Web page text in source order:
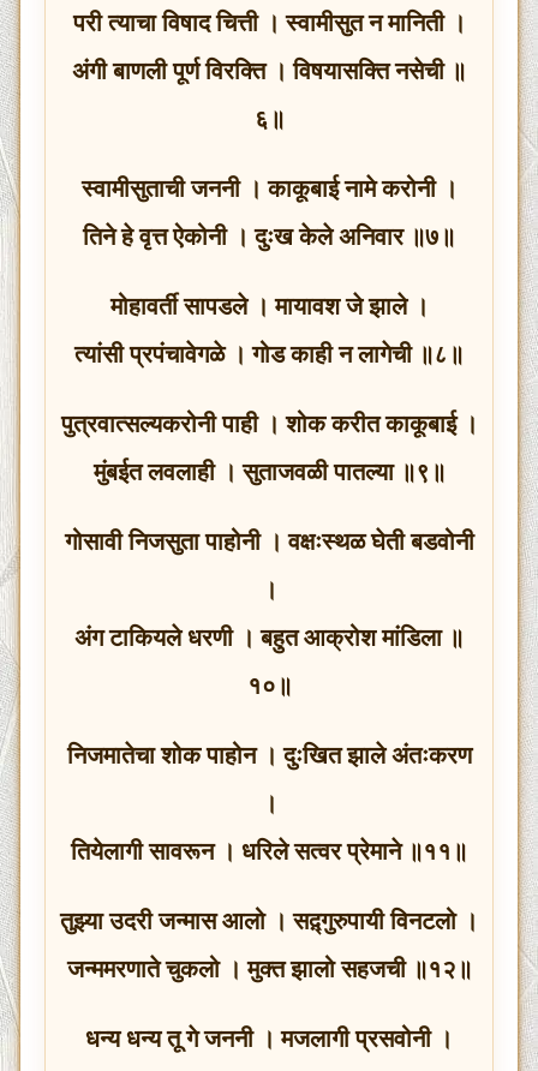
परी त्याचा विषाद चित्ती । स्वामीसुत न मानिती ।
अंगी बाणली पूर्ण विरक्ति । विषयासक्ति नसेची ॥
६॥
स्वामीसुताची जननी । काकूबाई नामे करोनी ।
तिने हे वृत्त ऐकोनी । दुःख केले अनिवार ॥७॥
मोहावर्ती सापडले । मायावश जे झाले ।
त्यांसी प्रपंचावेगळे । गोड काही न लागेची ॥८॥
पुत्रवात्सल्यकरोनी पाही । शोक करीत काकूबाई ।
मुंबईत लवलाही । सुताजवळी पातल्या ॥९॥
गोसावी निजसुता पाहोनी । वक्षःस्थळ घेती बडवोनी
।
अंग टाकियले धरणी । बहुत आक्रोश मांडिला ॥
१०॥
निजमातेचा शोक पाहोन । दुःखित झाले अंतःकरण
।
तियेलागी सावरून । धरिले सत्वर प्रेमाने ॥११॥
तुझ्या उदरी जन्मास आलो । सद़्गुरुपायी विनटलो ।
जन्ममरणाते चुकलो । मुक्त झालो सहजची ॥१२॥
धन्य धन्य तू गे जननी । मजलागी प्रसवोनी ।